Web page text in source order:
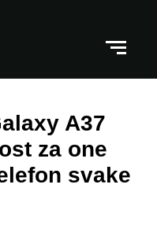
A37
za one
svake